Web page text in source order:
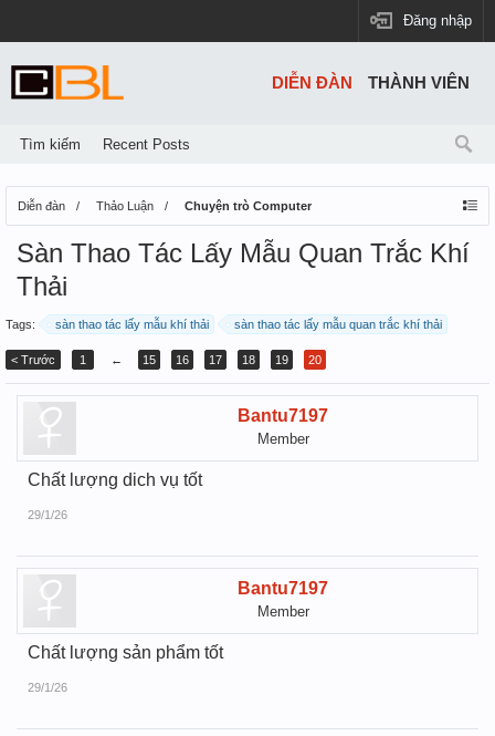
Đăng nhập
Diễn đàn Thảo Luận Chuyện trò Computer
Sàn Thao Tác Lấy Mẫu Quan Trắc Khí
Thải
Tags: sàn thao tác lấy mẫu khí thải sàn thao tác lấy mẫu quan trắc khí thải
< Trước 1 ← 15 16 17 18 19 20
Bantu7197
Member
Chất lượng dich vụ tốt
29/1/26
Bantu7197
Member
Chất lượng sản phẩm tốt
29/1/26
DIỄN ĐÀN
Tìm kiếm Recent Posts
THÀNH VIÊN